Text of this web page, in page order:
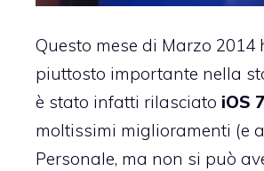
Questo mese di Marzo
piuttosto importante nella
è stato infatti rilasciato iOS
moltissimi miglioramenti (e
Personale, ma non si può